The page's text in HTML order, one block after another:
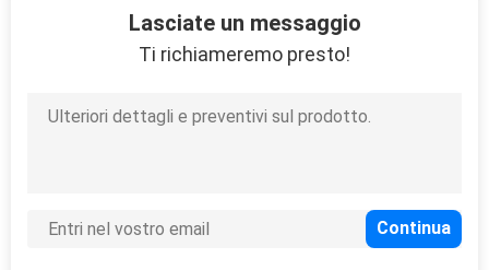
Lasciate un messaggio
Ti richiameremo presto!